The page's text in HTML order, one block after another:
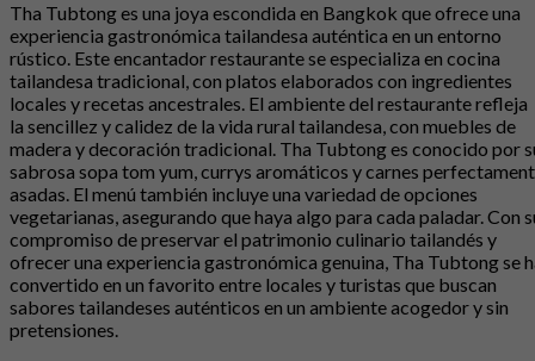
Tha Tubtong es una joya escondida en Bangkok que ofrece una
experiencia gastronómica tailandesa auténtica en un entorno
rústico. Este encantador restaurante se especializa en cocina
tailandesa tradicional, con platos elaborados con ingredientes
locales y recetas ancestrales. El ambiente del restaurante refleja
la sencillez y calidez de la vida rural tailandesa, con muebles de
madera y decoración tradicional. Tha Tubtong es conocido por
sabrosa sopa tom yum, currys aromáticos y carnes
asadas. El menú también incluye una variedad de opciones
vegetarianas, asegurando que haya algo para cada paladar. Con
compromiso de preservar el patrimonio culinario tailandés y
ofrecer una experiencia gastronómica genuina, Tha Tubtong se
convertido en un favorito entre locales y turistas que buscan
sabores tailandeses auténticos en un ambiente acogedor y sin
pretensiones.